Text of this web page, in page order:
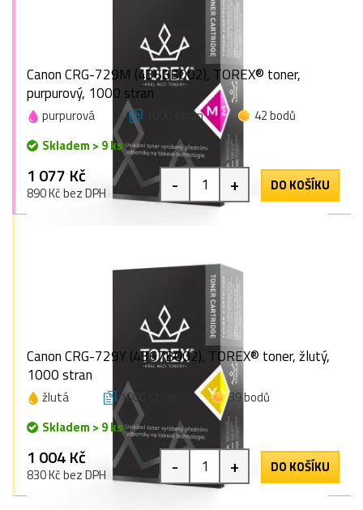
Canon CRG-729M (4368B002), TOREX® toner,
purpurový, 1000 stran
purpurová 1000 stran
42 bodů
Skladem > 9 ks
1 077 Kč
890 Kč bez DPH - + DO KOŠÍKU
Canon CRG-729Y (4367B002), TOREX® toner, žlutý,
1000 stran
žlutá 1000 stran
39 bodů
Skladem > 9 ks
1 004 Kč
830 Kč bez DPH - + DO KOŠÍKU